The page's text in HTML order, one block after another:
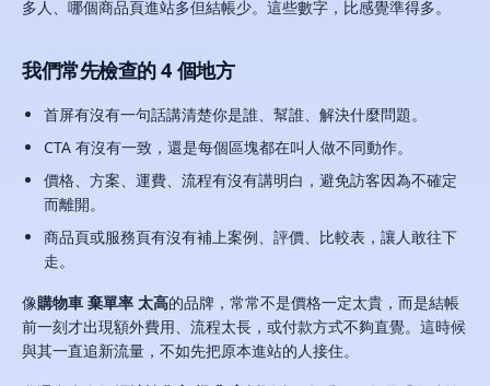
多人、哪個商品頁進站多但結帳少。這些數字，比感覺準得多。
我們常先檢查的 4 個地方
首屏有沒有一句話講清楚你是誰、幫誰、解決什麼問題。
CTA 有沒有一致，還是每個區塊都在叫人做不同動作。
價格、方案、運費、流程有沒有講明白，避免訪客因為不確定
而離開。
商品頁或服務頁有沒有補上案例、評價、比較表，讓人敢往下
走。
像購物車 棄單率 太高的品牌，常常不是價格一定太貴，而是結帳
前一刻才出現額外費用、流程太長，或付款方式不夠直覺。這時候
與其一直追新流量，不如先把原本進站的人接住。